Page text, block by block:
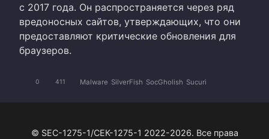
с 2017 года. Он распространяется через ряд
вредоносных сайтов, утверждающих, что они
предоставляют критические обновления для
браузеров.
0 411 Malware SilverFish SocGholish Sucuri
© SEC-1275-1/СЕК-1275-1 2022-2026. Все права